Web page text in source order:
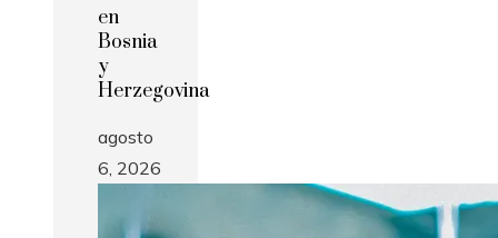
en
Bosnia
y
Herzegovina
agosto
6, 2026